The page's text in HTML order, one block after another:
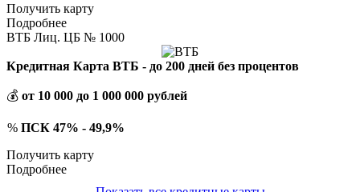
Получить карту
Подробнее
ВТБ Лиц. ЦБ № 1000
Кредитная Карта ВТБ - до 200 дней без процентов
💰 от 10 000 до 1 000 000 рублей
% ПСК 47% - 49,9%
Получить карту
Подробнее